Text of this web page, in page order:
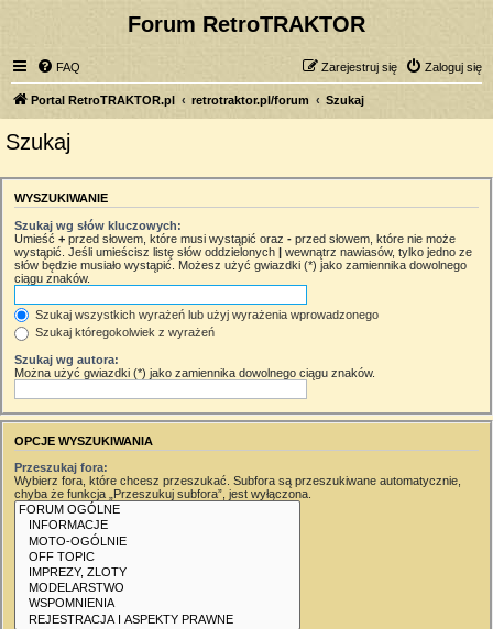
Forum RetroTRAKTOR
FAQ Zaloguj się
Zarejestruj się
Portal RetroTRAKTOR.pl retrotraktor.pl/forum Szukaj
Szukaj
WYSZUKIWANIE
Szukaj wg słów kluczowych:
Umieść + przed słowem, które musi wystąpić oraz - przed słowem, które nie może
wystąpić. Jeśli umieścisz listę słów oddzielonych | wewnątrz nawiasów, tylko jedno ze
słów będzie musiało wystąpić. Możesz użyć gwiazdki (*) jako zamiennika dowolnego
ciągu znaków.
Szukaj wszystkich wyrażeń lub użyj wyrażenia wprowadzonego
Szukaj któregokolwiek z wyrażeń
Szukaj wg autora:
Można użyć gwiazdki (*) jako zamiennika dowolnego ciągu znaków.
OPCJE WYSZUKIWANIA
Przeszukaj fora:
Wybierz fora, które chcesz przeszukać. Subfora są przeszukiwane automatycznie,
chyba że funkcja „Przeszukuj subfora”, jest wyłączona.